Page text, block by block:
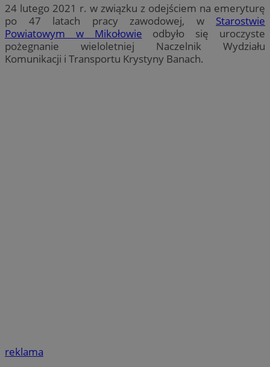
24 lutego 2021 r. w związku z odejściem na emeryturę
po 47 latach pracy zawodowej, w Starostwie
Powiatowym w Mikołowie odbyło się uroczyste
pożegnanie wieloletniej Naczelnik Wydziału
Komunikacji i Transportu Krystyny Banach.
reklama